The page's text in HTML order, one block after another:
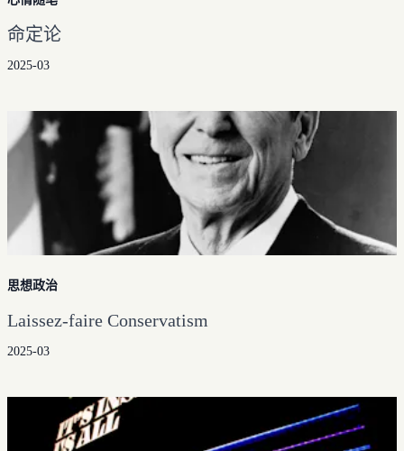
命定论
2025-03
思想政治
Laissez-faire Conservatism
2025-03